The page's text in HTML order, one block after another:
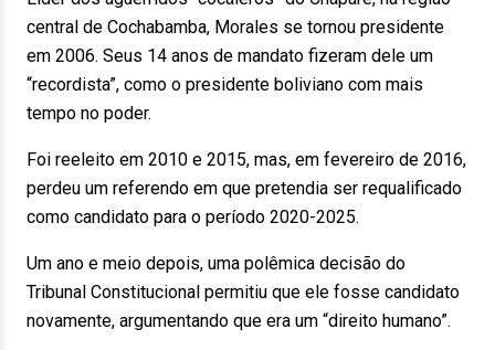
central de Cochabamba, Morales se tornou presidente
em 2006. Seus 14 anos de mandato fizeram dele um
“recordista”, como o presidente boliviano com mais
tempo no poder.
Foi reeleito em 2010 e 2015, mas, em fevereiro de 2016,
perdeu um referendo em que pretendia ser requalificado
como candidato para o período 2020-2025.
Um ano e meio depois, uma polêmica decisão do
Tribunal Constitucional permitiu que ele fosse candidato
novamente, argumentando que era um “direito humano”.